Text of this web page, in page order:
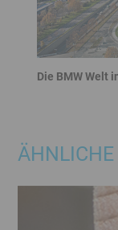
Die BMW Welt